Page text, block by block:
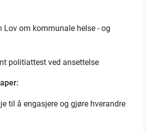
Lov om kommunale helse - og
politiattest ved ansettelse
til å engasjere og gjøre hverandre